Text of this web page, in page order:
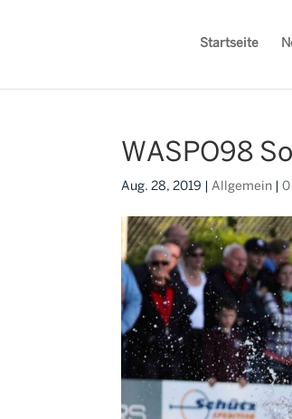
Startseite
WASPO98
Aug. 28, 2019 |Allgemein |0